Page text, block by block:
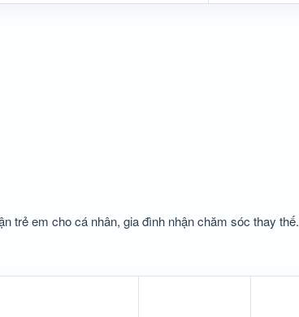
trẻ em cho cá nhân, gia đình nhận chăm sóc thay thế.